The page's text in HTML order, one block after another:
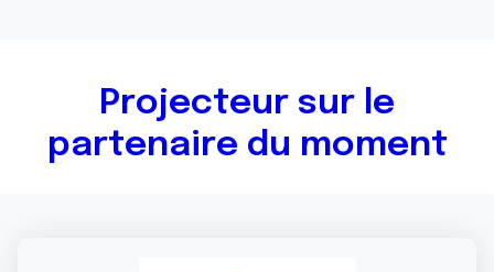
Projecteur sur le
partenaire du moment